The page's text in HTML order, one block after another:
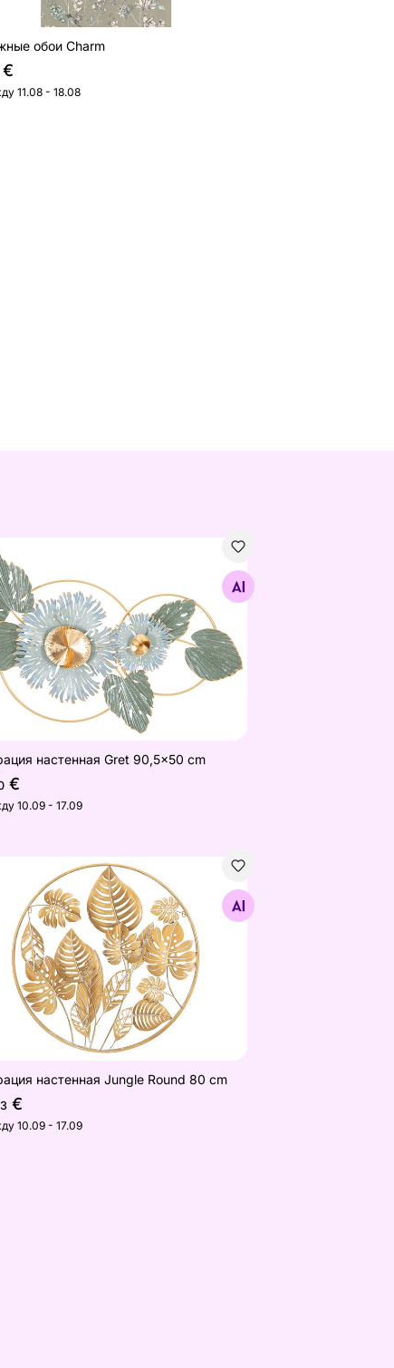
обои Charm
11.08 - 18.08
настенная Gret 90,5x50 cm
настенная Gret 90,5x50 cm
€
10.09 - 17.09
настенная Jungle Round 80 cm
Найдите похожие
настенная Jungle Round 80 cm
€
10.09 - 17.09